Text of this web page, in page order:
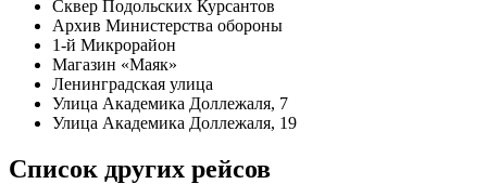
Сквер Подольских Курсантов
Архив Министерства обороны
1-й Микрорайон
Магазин «Маяк»
Ленинградская улица
Улица Академика Доллежаля, 7
Улица Академика Доллежаля, 19
Список других рейсов